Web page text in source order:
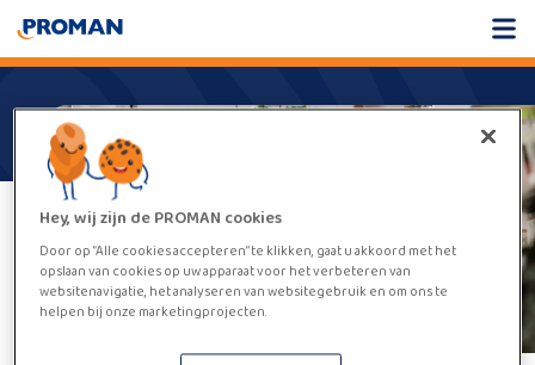
Hey, wij zijn de PROMAN cookies
Door op “Alle cookies accepteren” te klikken, gaat u akkoord met het
opslaan van cookies op uw apparaat voor het verbeteren van
websitenavigatie, het analyseren van websitegebruik en om ons te
helpen bij onze marketingprojecten.